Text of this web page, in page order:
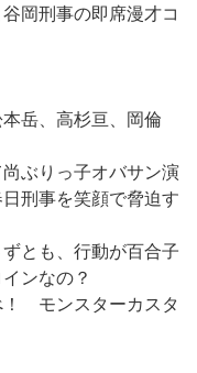
谷岡刑事の即席漫才コ
岳、高杉亘、岡倫
尚ぶりっ子オバサン演
刑事を笑顔で脅迫す
ずとも、行動が百合子
ンなの？
！ モンスターカスタ